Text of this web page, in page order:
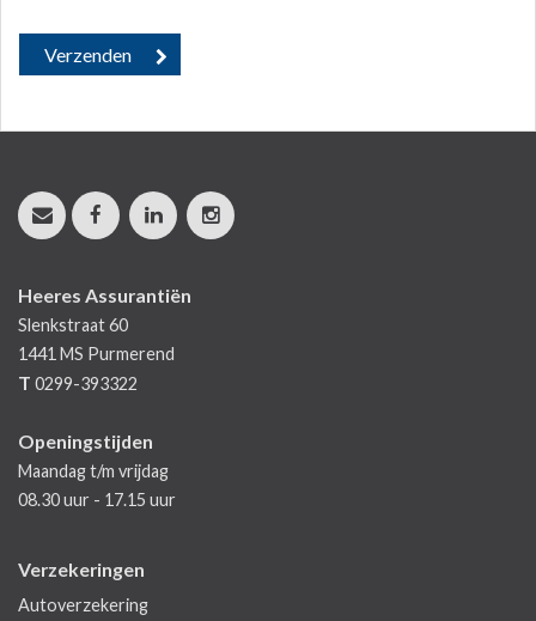
Heeres Assurantiën
Slenkstraat 60
1441 MS Purmerend
T 0299-393322
Openingstijden
Maandag t/m vrijdag
08.30 uur - 17.15 uur
Verzekeringen
Autoverzekering